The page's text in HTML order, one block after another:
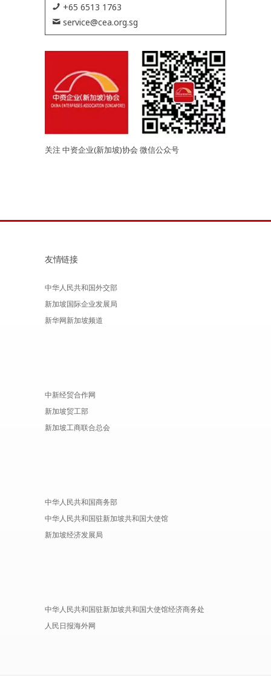
+65 6513 1763
service@cea.org.sg
关注 中资企业(新加坡)协会 微信公众号
友情链接
中华人民共和国外交部
新加坡国际企业发展局
新华网新加坡频道
中新经贸合作网
新加坡贸工部
新加坡工商联合总会
中华人民共和国商务部
中华人民共和国驻新加坡共和国大使馆
新加坡经济发展局
中华人民共和国驻新加坡共和国大使馆经济商务处
人民日报海外网